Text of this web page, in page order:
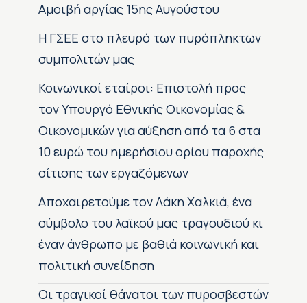
Αμοιβή αργίας 15ης Αυγούστου
H ΓΣΕΕ στο πλευρό των πυρόπληκτων
συμπολιτών μας
Κοινωνικοί εταίροι: Επιστολή προς
τον Υπουργό Εθνικής Οικονομίας &
Οικονομικών για αύξηση από τα 6 στα
10 ευρώ του ημερήσιου ορίου παροχής
σίτισης των εργαζόμενων
Αποχαιρετούμε τον Λάκη Χαλκιά, ένα
σύμβολο του λαϊκού μας τραγουδιού κι
έναν άνθρωπο με βαθιά κοινωνική και
πολιτική συνείδηση
Οι τραγικοί θάνατοι των πυροσβεστών